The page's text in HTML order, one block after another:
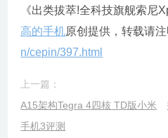
《出类拔萃!全科技旗舰索尼
高的手机原创提供，转载请注
n/cepin/397.html
上一篇：
A15架构Tegra 4四核 TD版小米
手机3评测